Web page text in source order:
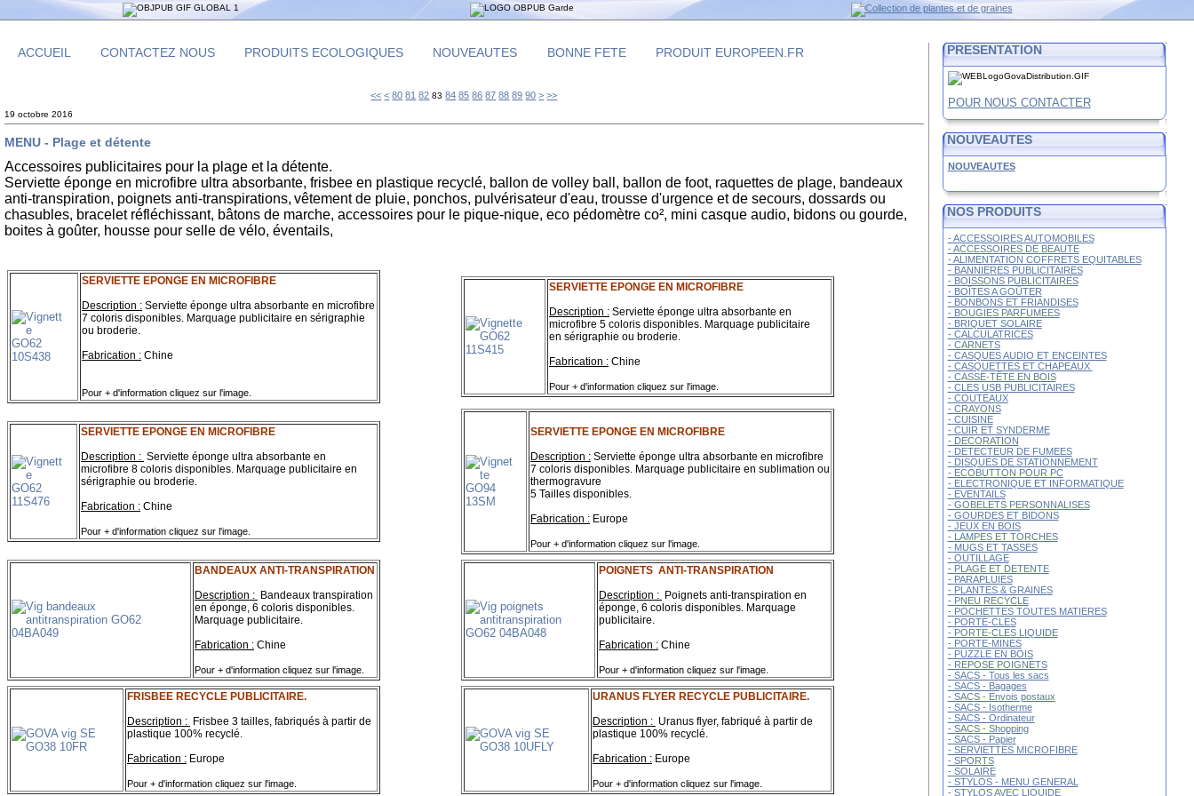
ACCUEIL CONTACTEZ NOUS PRODUITS ECOLOGIQUES NOUVEAUTES BONNE FETE PRODUIT EUROPEEN.FR
<< < 10
20
30
40
50
60
70
80 81 82 83 84 85 86 87 88 89 90 100
200
300
400
500
600
700
800
900
1000
> >>
19 octobre 2016
MENU - Plage et détente
Accessoires publicitaires pour la plage et la détente.
Serviette éponge en microfibre ultra absorbante, frisbee en plastique recyclé, ballon de volley ball, ballon de foot, raquettes de plage, bandeaux
anti-transpiration, poignets anti-transpirations, vêtement de pluie, ponchos, pulvérisateur d'eau, trousse d'urgence et de secours, dossards ou
chasubles, bracelet réfléchissant, bâtons de marche, accessoires pour le pique-nique, eco pédomètre co², mini casque audio, bidons ou gourde,
boites à goûter, housse pour selle de vélo, éventails,
SERVIETTE EPONGE EN MICROFIBRE
Description : Serviette éponge ultra absorbante en microfibre
7 coloris disponibles. Marquage publicitaire en sérigraphie
ou broderie.
Fabrication : Chine
Pour + d'information cliquez sur l'image.
SERVIETTE EPONGE EN MICROFIBRE
Description : Serviette éponge ultra absorbante en
microfibre 5 coloris disponibles. Marquage publicitaire
en sérigraphie ou broderie.
Fabrication : Chine
Pour + d'information cliquez sur l'image.
SERVIETTE EPONGE EN MICROFIBRE
Description : Serviette éponge ultra absorbante en
microfibre 8 coloris disponibles. Marquage publicitaire en
sérigraphie ou broderie.
Fabrication : Chine
Pour + d'information cliquez sur l'image.
SERVIETTE EPONGE EN MICROFIBRE
Description : Serviette éponge ultra absorbante en microfibre
7 coloris disponibles. Marquage publicitaire en sublimation ou
thermogravure
5 Tailles disponibles.
Fabrication : Europe
Pour + d'information cliquez sur l'image.
BANDEAUX ANTI-TRANSPIRATION
Description : Bandeaux transpiration
en éponge, 6 coloris disponibles.
Marquage publicitaire.
Fabrication : Chine
Pour + d'information cliquez sur l'image.
POIGNETS ANTI-TRANSPIRATION
Description : Poignets anti-transpiration en
éponge, 6 coloris disponibles. Marquage
publicitaire.
Fabrication : Chine
Pour + d'information cliquez sur l'image.
FRISBEE RECYCLE PUBLICITAIRE.
Description : Frisbee 3 tailles, fabriqués à partir de
plastique 100% recyclé.
Fabrication : Europe
Pour + d'information cliquez sur l'image.
URANUS FLYER RECYCLE PUBLICITAIRE.
Description : Uranus flyer, fabriqué à partir de
plastique 100% recyclé.
Fabrication : Europe
Pour + d'information cliquez sur l'image.
PRESENTATION
POUR NOUS CONTACTER
NOUVEAUTES
NOUVEAUTES
NOS PRODUITS
- ACCESSOIRES AUTOMOBILES
- ACCESSOIRES DE BEAUTE
- ALIMENTATION COFFRETS EQUITABLES
- BANNIERES PUBLICITAIRES
- BOISSONS PUBLICITAIRES
- BOÎTES A GOÛTER
- BONBONS ET FRIANDISES
- BOUGIES PARFUMEES
- BRIQUET SOLAIRE
- CALCULATRICES
- CARNETS
- CASQUES AUDIO ET ENCEINTES
- CASQUETTES ET CHAPEAUX
- CASSE-TÊTE EN BOIS
- CLES USB PUBLICITAIRES
- COUTEAUX
- CRAYONS
- CUISINE
- CUIR ET SYNDERME
- DECORATION
- DETECTEUR DE FUMEES
- DISQUES DE STATIONNEMENT
- ECOBUTTON POUR PC
- ELECTRONIQUE ET INFORMATIQUE
- EVENTAILS
- GOBELETS PERSONNALISES
- GOURDES ET BIDONS
- JEUX EN BOIS
- LAMPES ET TORCHES
- MUGS ET TASSES
- OUTILLAGE
- PLAGE ET DETENTE
- PARAPLUIES
- PLANTES & GRAINES
- PNEU RECYCLE
- POCHETTES TOUTES MATIERES
- PORTE-CLES
- PORTE-CLES LIQUIDE
- PORTE-MINES
- PUZZLE EN BOIS
- REPOSE POIGNETS
- SACS - Tous les sacs
- SACS - Bagages
- SACS - Envois postaux
- SACS - Isotherme
- SACS - Ordinateur
- SACS - Shopping
- SACS - Papier
- SERVIETTES MICROFIBRE
- SPORTS
- SOLAIRE
- STYLOS - MENU GENERAL
- STYLOS AVEC LIQUIDE